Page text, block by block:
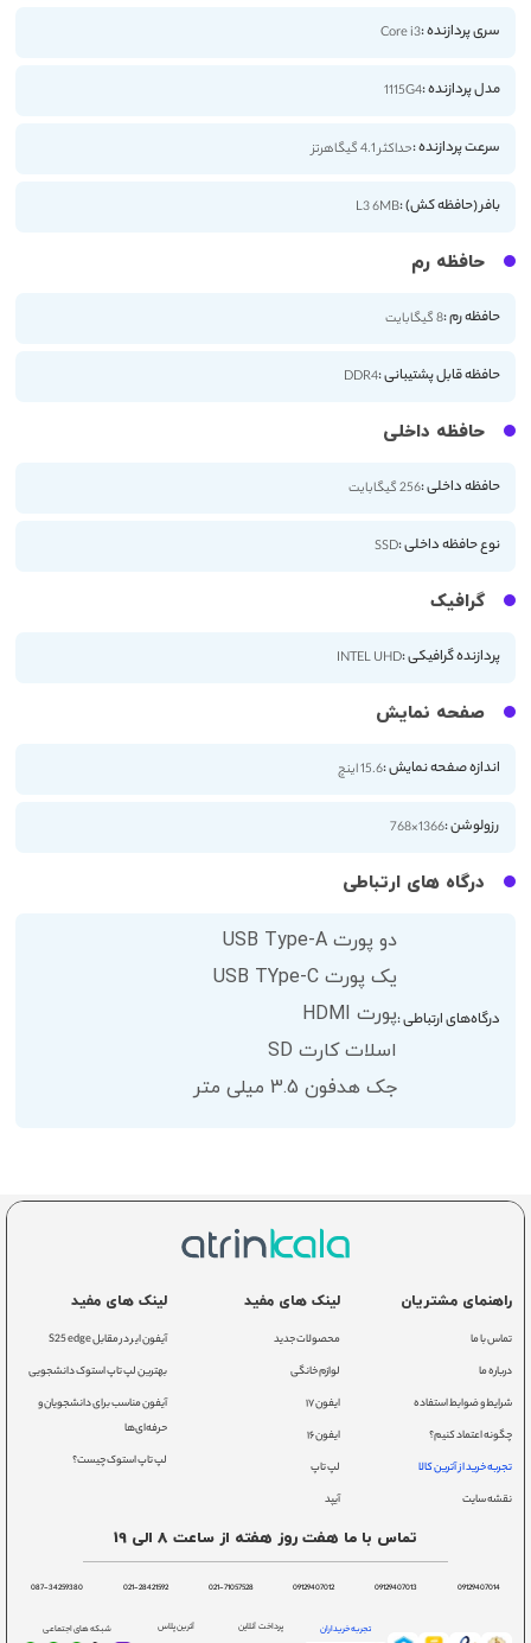
سری پردازنده :Core i3
مدل پردازنده :1115G4
سرعت پردازنده :حداکثر 4.1 گیگاهرتز
بافر (حافظه کش) :L3 6MB
حافظه رم
حافظه رم :8 گیگابایت
حافظه قابل پشتیبانی :DDR4
حافظه داخلی
حافظه داخلی :256 گیگابایت
نوع حافظه داخلی :SSD
گرافیک
پردازنده گرافیکی :INTEL UHD
صفحه نمایش
اندازه صفحه نمایش :15.6 اینچ
رزولوشن :1366×768
درگاه های ارتباطی
درگاه‌های ارتباطی :
دو پورت USB Type-A
یک پورت USB TYpe-C
پورت HDMI
اسلات کارت SD
جک هدفون 3.5 میلی متر
راهنمای مشتریان
تماس با ما
درباره ما
شرایط و ضوابط استفاده
چگونه اعتماد کنیم؟
تجربه خرید از آترین کالا
نقشه سایت
لینک های مفید
محصولات جدید
لوازم خانگی
ایفون ۱۷
ایفون ۱۶
لپ تاپ
آیپد
لینک های مفید
آیفون ایر در مقابل S25 edge
بهترین لپ تاپ استوک دانشجویی
آیفون مناسب برای دانشجویان و
حرفه‌ای‌ها
لپ تاپ استوک چیست؟
تماس با ما هفت روز هفته از ساعت 8 الی 19
09129407014
09129407013
09129407012
021-71057528
021-28421592
087-34259380
تجربه خریداران پرداخت آنلاین آترین پلاس شبکه های اجتماعی